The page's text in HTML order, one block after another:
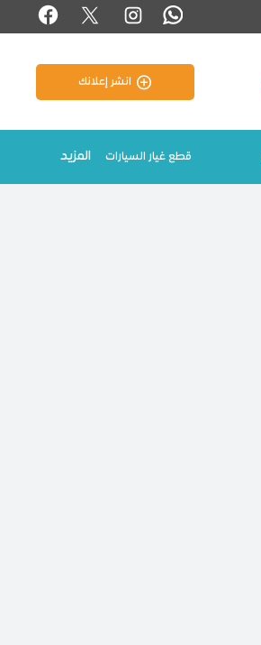
انشر إعلانك
قطع غيار السيارات المزيد